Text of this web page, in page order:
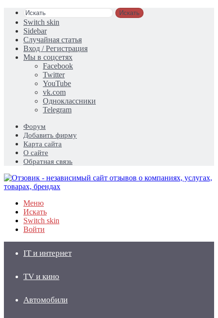
Искать
Switch skin
Sidebar
Случайная статья
Вход / Регистрация
Мы в соцсетях
Facebook
Twitter
YouTube
vk.com
Одноклассники
Telegram
Форум
Добавить фирму
Карта сайта
О сайте
Обратная связь
Меню
Искать
Switch skin
Войти
IT и интернет
TV и кино
Автомобили